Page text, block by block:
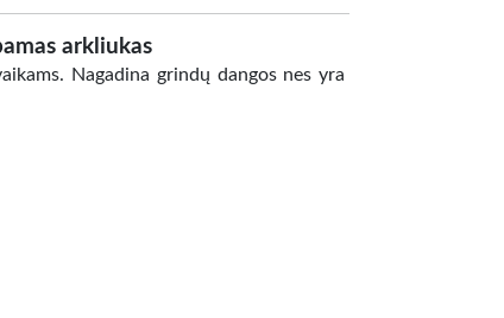
arkliukas
Nagadina grindų dangos nes yra